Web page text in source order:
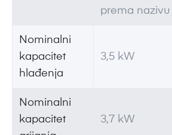
prema
Nominalni
kapacitet
hlađenja
3,5 kW
Nominalni
kapacitet
3,7 kW